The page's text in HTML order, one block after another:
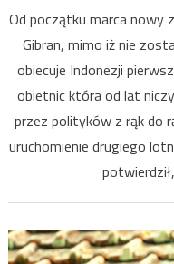
Od początku marca nowy
Gibran, mimo iż nie
obiecuje Indonezji
obietnic która od lat
przez polityków z rąk do
uruchomienie drugiego